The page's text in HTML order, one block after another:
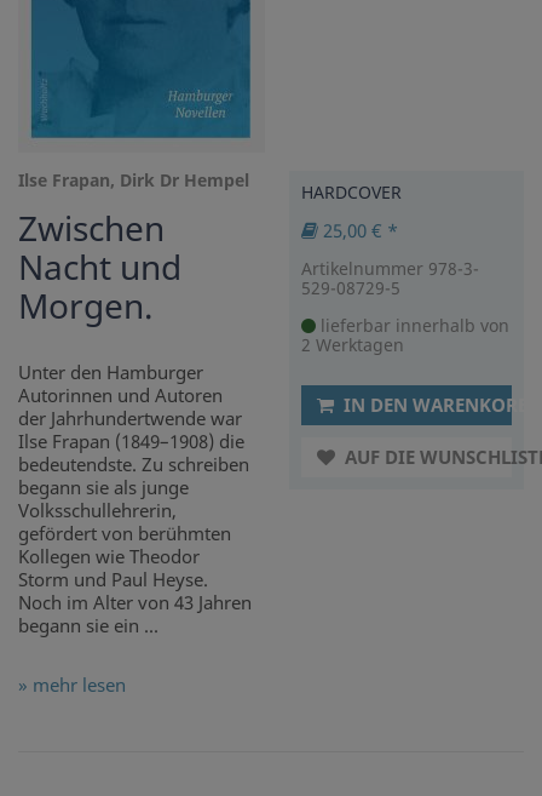
Ilse Frapan, Dirk Dr Hempel
Zwischen
Nacht und
Morgen.
Unter den Hamburger
Autorinnen und Autoren
der Jahrhundertwende war
Ilse Frapan (1849–1908) die
bedeutendste. Zu schreiben
begann sie als junge
Volksschullehrerin,
gefördert von berühmten
Kollegen wie Theodor
Storm und Paul Heyse.
Noch im Alter von 43 Jahren
begann sie ein ...
» mehr lesen
HARDCOVER
25,00 € *
Artikelnummer 978-3-
529-08729-5
lieferbar innerhalb von
2 Werktagen
IN DEN WARENKORB
AUF DIE